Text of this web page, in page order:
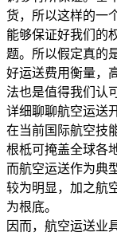
货，所以这样的一
能够保证好我们的
题。所以假定真的
好运送费用衡量，
法也是值得我们认
详细聊聊航空运送
在当前国际航空技
根柢可掩盖全球各
而航空运送作为典
较为明显，加之航
为根底。
因而，航空运送业